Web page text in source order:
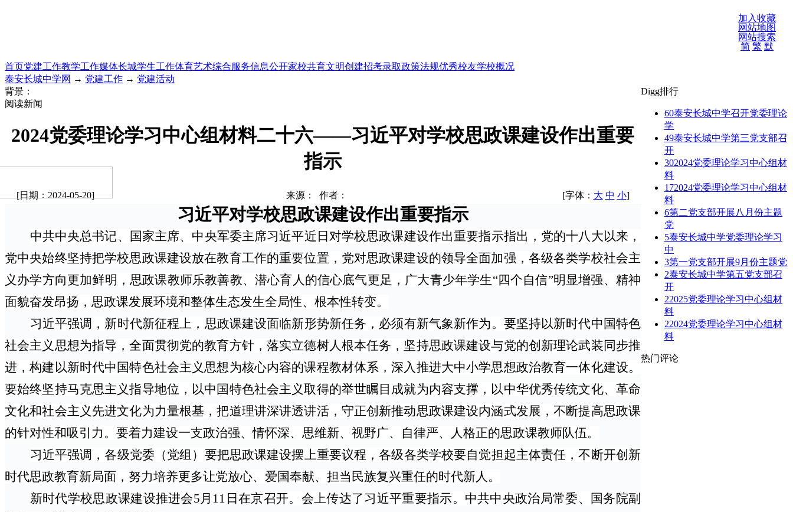
加入收藏
网站地图
网站搜索
简 繁 默
首页党建工作教学工作媒体长城学生工作体育艺术综合服务信息公开家校共育文明创建招考录取政策法规优秀校友学校概况
泰安长城中学网 → 党建工作 → 党建活动
背景：
阅读新闻
2024党委理论学习中心组材料二十六——习近平对学校思政课建设作出重要
指示
[日期：2024-05-20] 来源： 作者： [字体： 大 中 小]
习近平对学校思政课建设作出重要指示
中共中央总书记、国家主席、中央军委主席习近平近日对学校思政课建设作出重要指示指出，党的十八大以来，
党中央始终坚持把学校思政课建设放在教育工作的重要位置，党对思政课建设的领导全面加强，各级各类学校社会主
义办学方向更加鲜明，思政课教师乐教善教、潜心育人的信心底气更足，广大青少年学生“四个自信”明显增强、精神
面貌奋发昂扬，思政课发展环境和整体生态发生全局性、根本性转变。
习近平强调，新时代新征程上，思政课建设面临新形势新任务，必须有新气象新作为。要坚持以新时代中国特色
社会主义思想为指导，全面贯彻党的教育方针，落实立德树人根本任务，坚持思政课建设与党的创新理论武装同步推
进，构建以新时代中国特色社会主义思想为核心内容的课程教材体系，深入推进大中小学思想政治教育一体化建设。
要始终坚持马克思主义指导地位，以中国特色社会主义取得的举世瞩目成就为内容支撑，以中华优秀传统文化、革命
文化和社会主义先进文化为力量根基，把道理讲深讲透讲活，守正创新推动思政课建设内涵式发展，不断提高思政课
的针对性和吸引力。要着力建设一支政治强、情怀深、思维新、视野广、自律严、人格正的思政课教师队伍。
习近平强调，各级党委（党组）要把思政课建设摆上重要议程，各级各类学校要自觉担起主体责任，不断开创新
时代思政教育新局面，努力培养更多让党放心、爱国奉献、担当民族复兴重任的时代新人。
新时代学校思政课建设推进会5月11日在京召开。会上传达了习近平重要指示。中共中央政治局常委、国务院副
Digg排行
60泰安长城中学召开党委理论
学
49泰安长城中学第三党支部召
开
302024党委理论学习中心组材
料
172024党委理论学习中心组材
料
6第二党支部开展八月份主题
党
5泰安长城中学党委理论学习
中
3第一党支部开展9月份主题党
2泰安长城中学第五党支部召
开
22025党委理论学习中心组材
料
22024党委理论学习中心组材
料
热门评论